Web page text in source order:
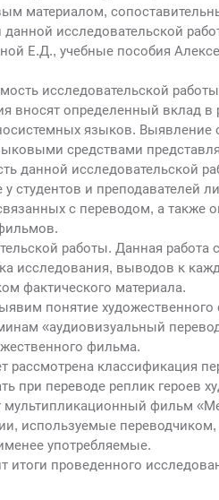
материалом,
данной исследовательской
Е.Д., учебные пособия
исследовательской
вносят определенный вклад
языков. Выявление
средствами
данной исследовательской
студентов и преподавателей
с переводом, а также
работы. Данная
исследования, выводов к
фактического материала.
понятие
«аудиовизуальный
фильма.
рассмотрена классификация
при переводе реплик героев
мультипликационный фильм
используемые
употребляемые.
итоги проведенного